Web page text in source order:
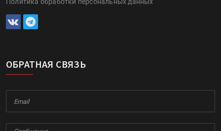
Политика обработки персональных данных
ОБРАТНАЯ СВЯЗЬ